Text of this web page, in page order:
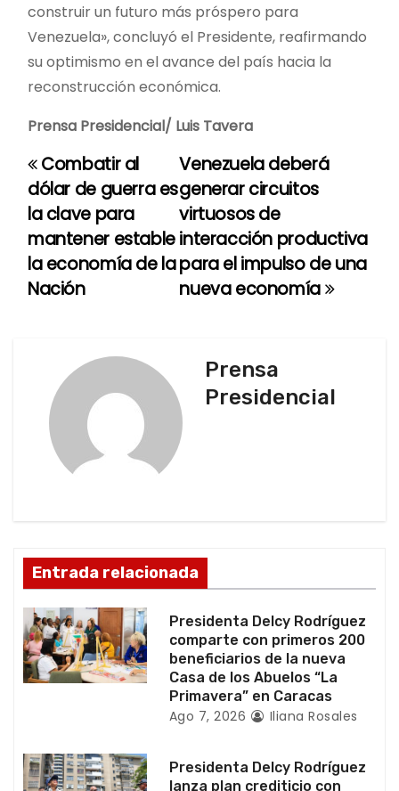
construir un futuro más próspero para
Venezuela», concluyó el Presidente, reafirmando
su optimismo en el avance del país hacia la
reconstrucción económica.
Prensa Presidencial/ Luis Tavera
N
a
v
e
e
e
n
t
a
Venezuela deberá
generar circuitos
virtuosos de
interacción productiva
para el impulso de una
nueva economía
Combatir al
dólar de guerra es
la clave para
mantener estable
la economía de la
Nación
Prensa
Presidencial
Entrada relacionada
Presidenta Delcy Rodríguez
comparte con primeros 200
beneficiarios de la nueva
Casa de los Abuelos “La
Primavera” en Caracas
Ago 7, 2026 Iliana Rosales
Presidenta Delcy Rodríguez
lanza plan crediticio con